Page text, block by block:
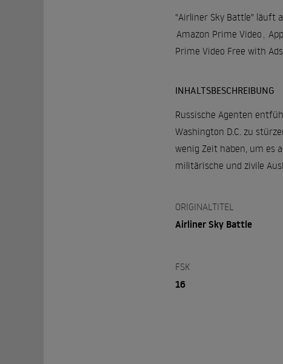
"Airliner Sky Battle" läuft
Amazon Prime Video ,
Prime Video Free with Ads
INHALTSBESCHREIBUNG
Russische Agenten
Washington D.C. zu
wenig Zeit haben, um es
militärische und zivile
ORIGINALTITEL
Airliner Sky Battle
FSK
16